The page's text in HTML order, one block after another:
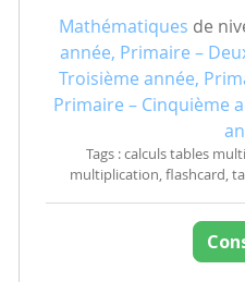
Mathématiques de
année, Primaire –
Troisième année,
Primaire – Cinquième
Tags : calculs tables
multiplication, flashcard,